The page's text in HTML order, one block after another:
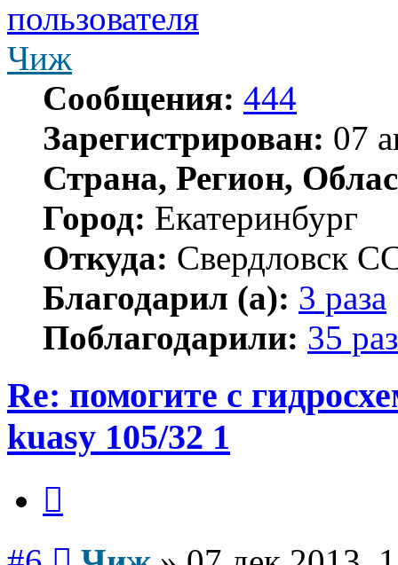
Чиж
Сообщения: 444
Зарегистрирован: 07
Страна, Регион,
Город: Екатеринбург
Откуда: Свердловск
Благодарил (а): 3 раза
Поблагодарили: 35 раз
Re: помогите с
kuasy 105/32 1